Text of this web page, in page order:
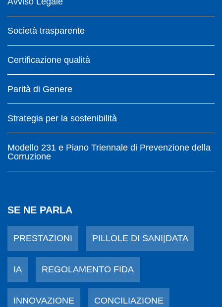
Società trasparente
Certificazione qualità
Parità di Genere
Strategia per la sostenibilità
Modello 231 e Piano Triennale di Prevenzione della
Corruzione
SE NE PARLA
PRESTAZIONI PILLOLE DI SANI|DATA
IA REGOLAMENTO FIDA
INNOVAZIONE CONCILIAZIONE